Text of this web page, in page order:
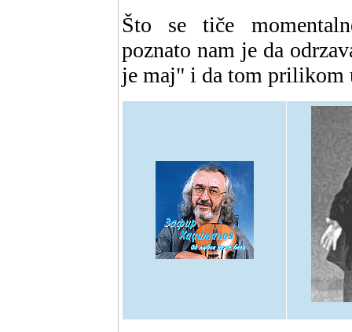
Što se tiče
poznato nam je da
je maj" i da tom prilikom